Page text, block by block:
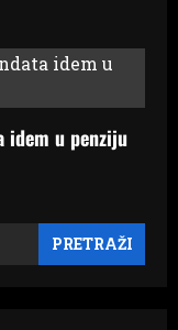
idem u penziju